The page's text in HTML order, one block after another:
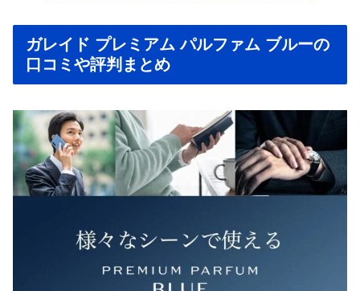
ガレイド プレミアム パルファム ブルーの
口コミや評判まとめ